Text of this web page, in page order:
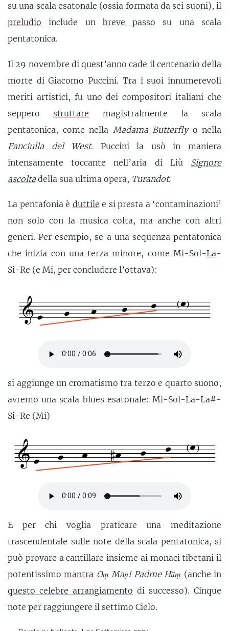
su una scala esatonale (ossia formata da sei suoni), il
preludio include un breve passo su una scala
pentatonica.
Il 29 novembre di quest’anno cade il centenario della
morte di Giacomo Puccini. Tra i suoi innumerevoli
meriti artistici, fu uno dei compositori italiani che
seppero sfruttare magistralmente la scala
pentatonica, come nella Madama Butterflyo nella
Fanciulla del West. Puccini la usò in maniera
intensamente toccante nell’aria di Liù Signore
ascoltadella sua ultima opera, Turandot.
La pentafonia è duttile e si presta a ‘contaminazioni’
non solo con la musica colta, ma anche con altri
generi. Per esempio, se a una sequenza pentatonica
che inizia con una terza minore, come Mi-Sol-La-
Si-Re (e Mi, per concludere l’ottava):
si aggiunge un cromatismo tra terzo e quarto suono,
avremo una scala blues esatonale: Mi-Sol-La-La#-
Si-Re (Mi)
E per chi voglia praticare una meditazione
trascendentale sulle note della scala pentatonica, si
può provare a cantillare insieme ai monaci tibetani il
potentissimomantra Oṃ Maṇi Padme Hūṃ (anche in
questo celebre arrangiamento di successo). Cinque
note per raggiungere il settimo Cielo.